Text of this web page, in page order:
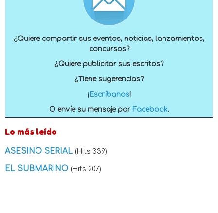
¿Quiere compartir sus eventos, noticias, lanzamientos,
concursos?
¿Quiere publicitar sus escritos?
¿Tiene sugerencias?
¡ Escríbanos!
O envíe su mensaje por Facebook.
Lo más leído
ASESINO SERIAL (Hits 339)
EL SUBMARINO (Hits 207)